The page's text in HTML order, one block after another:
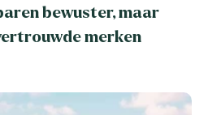
bewuster, maar
merken